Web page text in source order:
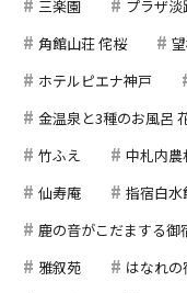
三楽園
プラザ淡
角館山荘 侘桜
ホテルピエナ神戸
金温泉と3種のお風呂
竹ふえ
中札内農
仙寿庵
指宿白水
鹿の音がこだまする御
雅叙苑
はなれ